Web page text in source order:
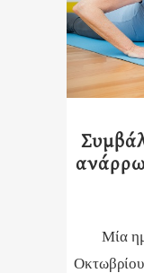
Μία
Οκτωβρίου